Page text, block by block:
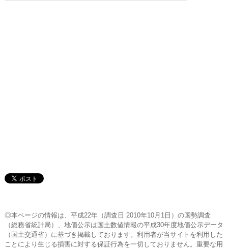
◎本ページの情報は、平成22年（調査日 2010年10月1日）の国勢調査
（総務省統計局）、地価公示は国土数値情報の平成30年度地価公示データ
（国土交通省）に基づき掲載しております。利用者が当サイトを利用した
ことにより生じる損害に対する保証行為を一切しておりません。重要な用